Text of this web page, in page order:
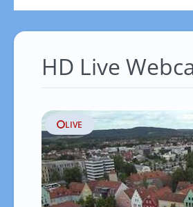
HD Live
LIVE